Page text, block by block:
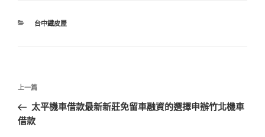
分
台中鐵皮屋
文
導
覽
上
一
篇
上一篇
太平機車借款最新新莊免留車融資的選擇申辦竹北機車
借款